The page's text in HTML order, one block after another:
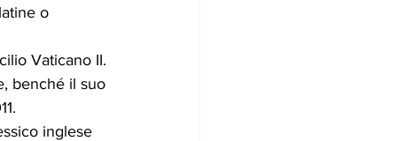
o
Vaticano II.
benché il suo
inglese